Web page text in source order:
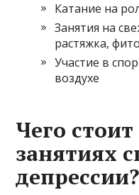
Катание на
Занятия на
растяжка,
Участие в
воздухе
Чего
занятиях
депрессии?